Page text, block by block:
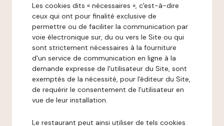
Les cookies dits « nécessaires », c'est-à-dire
ceux qui ont pour finalité exclusive de
permettre ou de faciliter la communication par
voie électronique sur, du ou vers le Site ou qui
sont strictement nécessaires à la fourniture
d'un service de communication en ligne à la
demande expresse de l'utilisateur du Site, sont
exemptés de la nécessité, pour l'éditeur du Site,
de requérir le consentement de l'utilisateur en
vue de leur installation.
Le restaurant peut ainsi utiliser de tels cookies